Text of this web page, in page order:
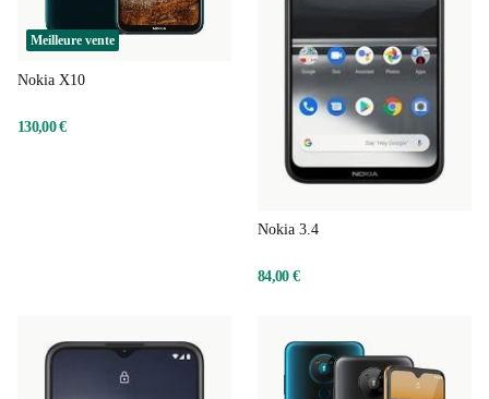
Meilleure vente
Nokia X10
130,00 €
Nokia 3.4
84,00 €